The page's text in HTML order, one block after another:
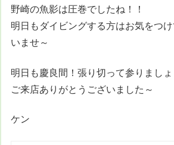
野崎の魚影は圧巻でしたね！！
明日もダイビングする方はお気をつ
いませ～
明日も慶良間！張り切って参りましょ
ご来店ありがとうございました～
ケン